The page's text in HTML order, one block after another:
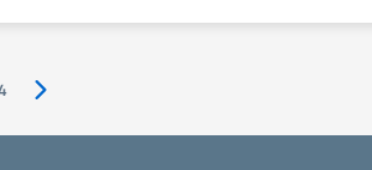
Pagina successiva